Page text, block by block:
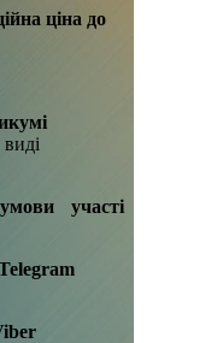
ціна до
участі